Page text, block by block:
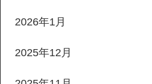
2026年1月
2025年12月